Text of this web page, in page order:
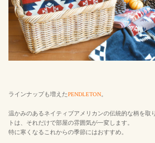
ラインナップも増えたPENDLETON。
温かみのあるネイティブアメリカンの伝統的な柄を取
トは、それだけで部屋の雰囲気が一変します。
特に寒くなるこれからの季節にはおすすめ。